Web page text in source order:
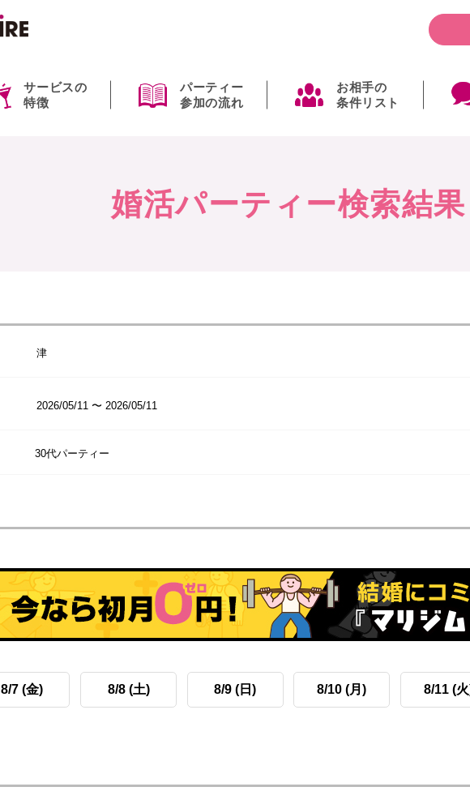
サービスの
特徴
パーティー
参加の流れ
お相手の
条件リスト
婚活パーティー検索結果
津
2026/05/11 〜 2026/05/11
30代パーティー
8/7 (金) 8/8 (土) 8/9 (日) 8/10 (月) 8/11 (